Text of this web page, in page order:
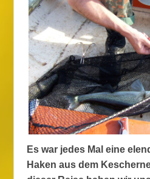
Es war jedes Mal eine
Haken aus dem